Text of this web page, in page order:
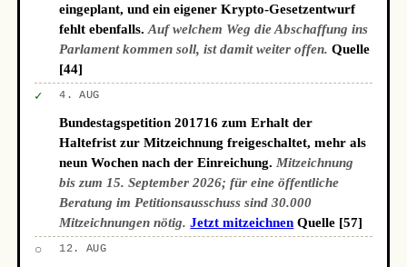
eingeplant, und ein eigener Krypto-Gesetzentwurf
fehlt ebenfalls.Auf welchem Weg die Abschaffung ins
Parlament kommen soll, ist damit weiter offen. Quelle
[44]
✓ 4. AUG
Bundestagspetition 201716 zum Erhalt der
Haltefrist zur Mitzeichnung freigeschaltet, mehr als
neun Wochen nach der Einreichung. Mitzeichnung
bis zum 15. September 2026; für eine öffentliche
Beratung im Petitionsausschuss sind 30.000
Mitzeichnungen nötig. Jetzt mitzeichnen Quelle [57]
○ 12. AUG